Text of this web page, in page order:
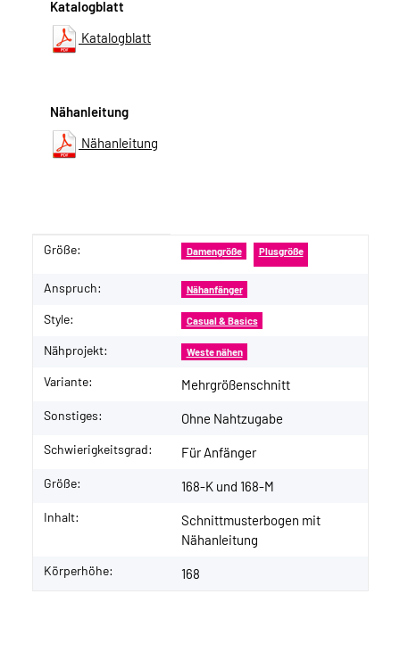
Katalogblatt
Katalogblatt
Nähanleitung
Nähanleitung
Produkteigenschaft
Wert
Größe: Damengröße Plusgröße
Anspruch: Nähanfänger
Style: Casual & Basics
Nähprojekt: Weste nähen
Variante: Mehrgrößenschnitt
Sonstiges: Ohne Nahtzugabe
Schwierigkeitsgrad: Für Anfänger
Größe: 168-K und 168-M
Inhalt:
Schnittmusterbogen mit
Nähanleitung
Körperhöhe: 168